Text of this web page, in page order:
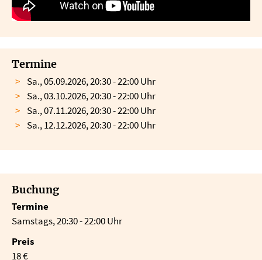
Termine
Sa., 05.09.2026, 20:30 - 22:00 Uhr
Sa., 03.10.2026, 20:30 - 22:00 Uhr
Sa., 07.11.2026, 20:30 - 22:00 Uhr
Sa., 12.12.2026, 20:30 - 22:00 Uhr
Buchung
Termine
Samstags, 20:30 - 22:00 Uhr
Preis
18 €